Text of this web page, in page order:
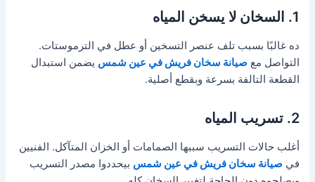
1. السخان لا يسخن المياه
ده غالبًا بسبب تلف عنصر التسخين أو عطل في الترموستات.
التواصل معصيانة سخان فريش في عين شمس يضمن استبدال
القطعة التالفة بسرعة وبقطع أصلية.
2. تسريب المياه
أغلب حالات التسريب سببها الصمامات أو الخزان المتآكل. الفنيين
فيصيانة سخان فريش في عين شمس بيحددوا مصدر التسريب